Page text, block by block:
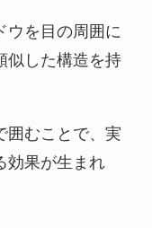
ウを目の周囲に
似した構造を持
囲むことで、実
効果が生まれ